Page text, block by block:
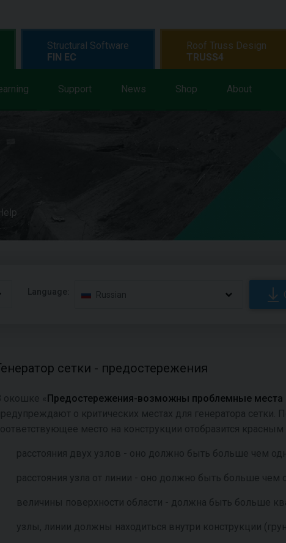
Support News Shop About
Structural Software
FIN EC
Roof Truss Design
TRUSS4
Language: Russian
сетки - предостережения
окошке « Предостережения-возможны проблемные места
о критических местах для генератора сетки.
место на конструкции отобразится
расстояния двух узлов - оно должно быть больше чем
расстояния узла от линии - оно должно быть больше чем
величины поверхности области - должна быть больше
узлы, линии должны находиться внутри конструкции